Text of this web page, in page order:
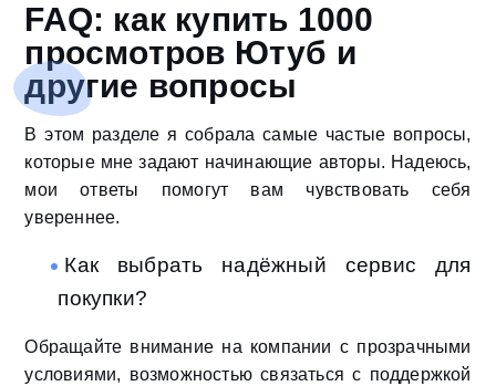
FAQ: как купить 1000
просмотров Ютуб и
другие вопросы
В этом разделе я собрала самые частые вопросы,
которые мне задают начинающие авторы. Надеюсь,
мои ответы помогут вам чувствовать себя
увереннее.
Как выбрать надёжный сервис для
покупки?
Обращайте внимание на компании с прозрачными
условиями, возможностью связаться с поддержкой